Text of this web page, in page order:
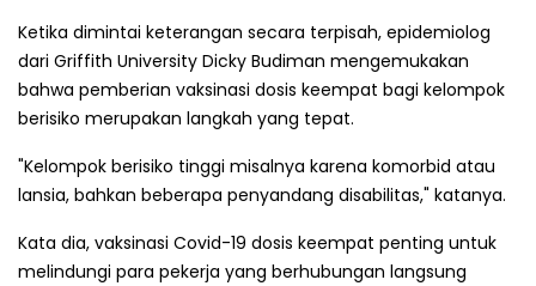
Ketika dimintai keterangan secara terpisah, epidemiolog
dari Griffith University Dicky Budiman mengemukakan
bahwa pemberian vaksinasi dosis keempat bagi kelompok
berisiko merupakan langkah yang tepat.
"Kelompok berisiko tinggi misalnya karena komorbid atau
lansia, bahkan beberapa penyandang disabilitas," katanya.
Kata dia, vaksinasi Covid-19 dosis keempat penting untuk
melindungi para pekerja yang berhubungan langsung